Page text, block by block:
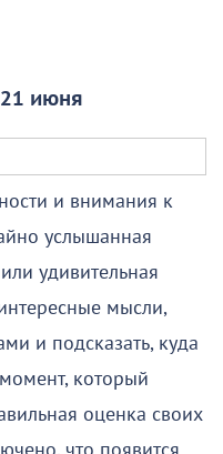
июня
и внимания к
услышанная
удивительная
мысли,
и подсказать, куда
который
оценка своих